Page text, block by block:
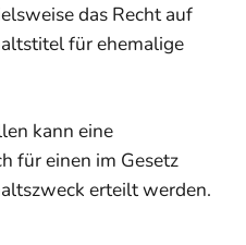
das Recht auf
für ehemalige
kann eine
für einen im Gesetz
erteilt werden.